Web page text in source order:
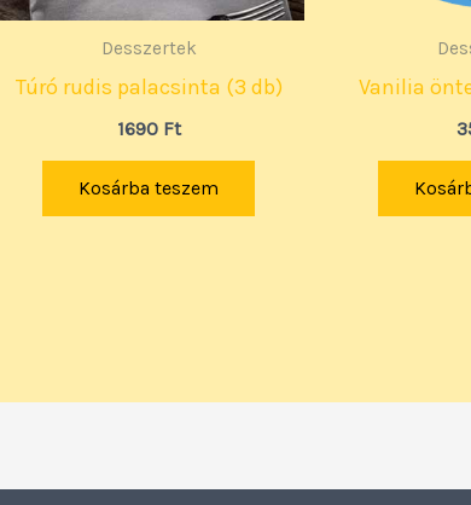
Desszertek
Túró rudis palacsinta (3 db)
1690 Ft
Kosárba teszem
Vanilia